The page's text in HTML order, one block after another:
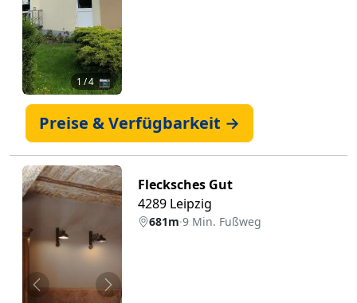
1 / 4 📷
Preise & Verfügbarkeit →
Zurück Weiter
Flecksches Gut
4289 Leipzig
681m·9 Min. Fußweg